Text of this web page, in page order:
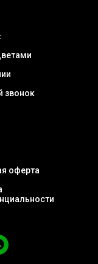
звонок
оферта